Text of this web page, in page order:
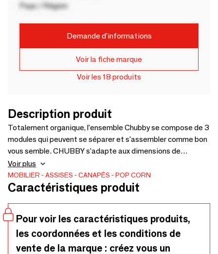
Pays / Région
Demande d'informations
Voir la fiche marque
Voir les 18 produits
Description produit
Totalement organique, l'ensemble Chubby se compose de 3
modules qui peuvent se séparer et s'assembler comme bon
vous semble. CHUBBY s'adapte aux dimensions de
l'espace.
Voir plus
MOBILIER ASSISES CANAPÉS POP CORN
Caractéristiques produit
Pour voir les caractéristiques produits,
les coordonnées et les conditions de
vente de la marque : créez vous un